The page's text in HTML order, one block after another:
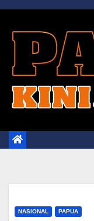
Skip
content
NASIONAL PAPUA